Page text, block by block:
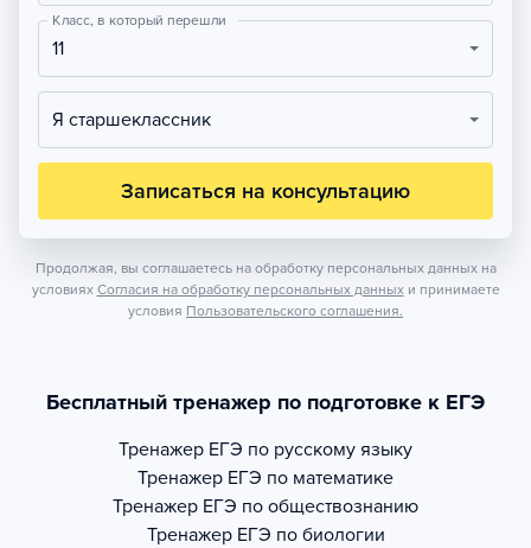
Класс, в который перешли
11
Я старшеклассник
Записаться на консультацию
Продолжая, вы соглашаетесь на обработку персональных данных на
условиях Согласия на обработку персональных данных и принимаете
условия Пользовательского соглашения.
Бесплатный тренажер по подготовке к ЕГЭ
Тренажер ЕГЭ по русскому языку
Тренажер ЕГЭ по математике
Тренажер ЕГЭ по обществознанию
Тренажер ЕГЭ по биологии